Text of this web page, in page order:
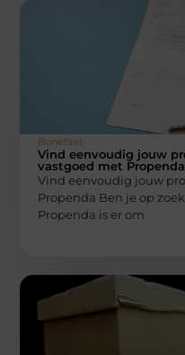
Bonefast
Vind eenvoudig jouw
vastgoed met Propenda
Vind eenvoudig jouw
Propenda Ben je op
Propenda is er om